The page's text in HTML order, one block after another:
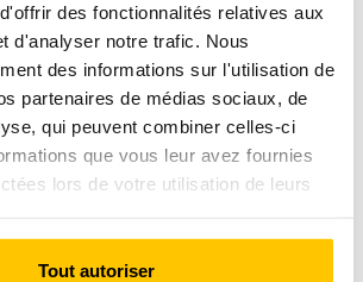
des fonctionnalités relatives aux
d'analyser notre trafic. Nous
des informations sur l'utilisation de
partenaires de médias sociaux, de
qui peuvent combiner celles-ci
que vous leur avez fournies
lors de votre utilisation de leurs
Tout autoriser